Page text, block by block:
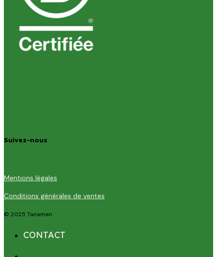
Suivez-nous
Mentions légales
Conditions générales de ventes
© 2025 Tanaman
CONTACT